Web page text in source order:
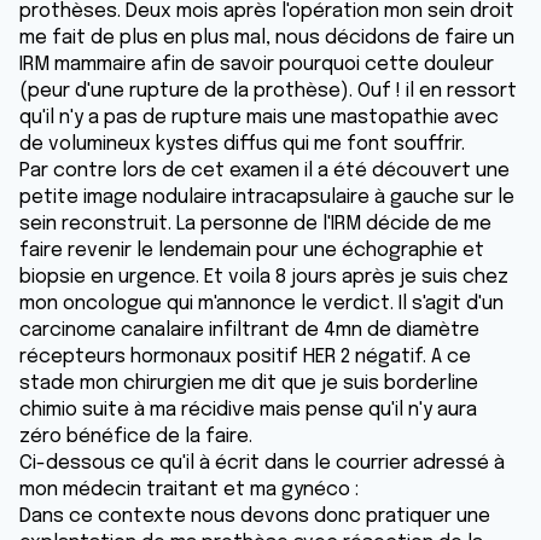
prothèses. Deux mois après l'opération mon sein droit
me fait de plus en plus mal, nous décidons de faire un
IRM mammaire afin de savoir pourquoi cette douleur
(peur d'une rupture de la prothèse). Ouf ! il en ressort
qu'il n'y a pas de rupture mais une mastopathie avec
de volumineux kystes diffus qui me font souffrir.
Par contre lors de cet examen il a été découvert une
petite image nodulaire intracapsulaire à gauche sur le
sein reconstruit. La personne de l'IRM décide de me
faire revenir le lendemain pour une échographie et
biopsie en urgence. Et voila 8 jours après je suis chez
mon oncologue qui m'annonce le verdict. Il s'agit d'un
carcinome canalaire infiltrant de 4mn de diamètre
récepteurs hormonaux positif HER 2 négatif. A ce
stade mon chirurgien me dit que je suis borderline
chimio suite à ma récidive mais pense qu'il n'y aura
zéro bénéfice de la faire.
Ci-dessous ce qu'il à écrit dans le courrier adressé à
mon médecin traitant et ma gynéco :
Dans ce contexte nous devons donc pratiquer une